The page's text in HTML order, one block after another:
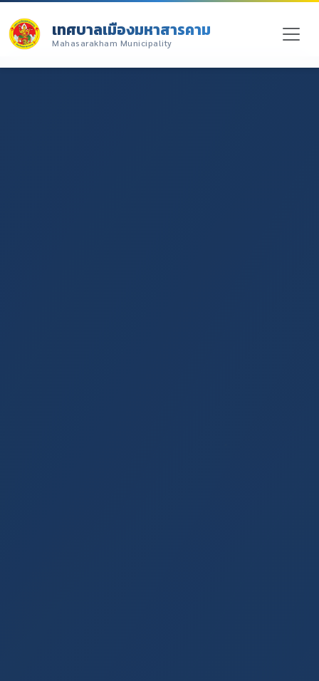
เทศบาลเมืองมหาสารคาม
Mahasarakham Municipality